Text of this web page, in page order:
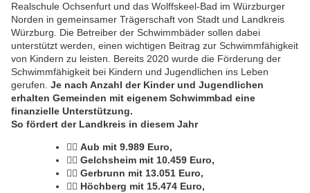
Realschule Ochsenfurt und das Wolffskeel-Bad im Würzburger
Norden in gemeinsamer Trägerschaft von Stadt und Landkreis
Würzburg. Die Betreiber der Schwimmbäder sollen dabei
unterstützt werden, einen wichtigen Beitrag zur Schwimmfähigkeit
von Kindern zu leisten. Bereits 2020 wurde die Förderung der
Schwimmfähigkeit bei Kindern und Jugendlichen ins Leben
gerufen. Je nach Anzahl der Kinder und Jugendlichen
erhalten Gemeinden mit eigenem Schwimmbad eine
finanzielle Unterstützung.
So fördert der Landkreis in diesem Jahr
🏊‍♂️ Aub mit 9.989 Euro,
🏊‍♂️ Gelchsheim mit 10.459 Euro,
🏊‍♂️ Gerbrunn mit 13.051 Euro,
🏊‍♂️ Höchberg mit 15.474 Euro,